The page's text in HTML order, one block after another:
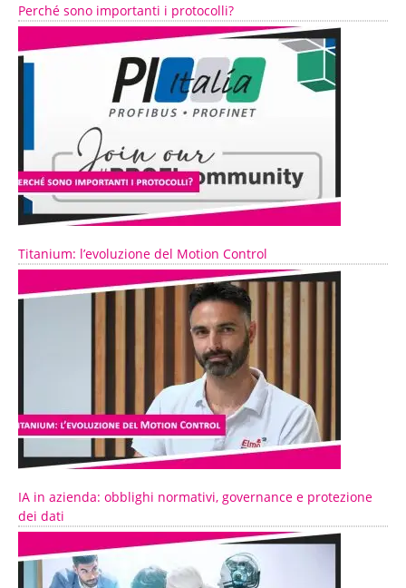
Perché sono importanti i protocolli?
Titanium: l’evoluzione del Motion Control
IA in azienda: obblighi normativi, governance e protezione
dei dati